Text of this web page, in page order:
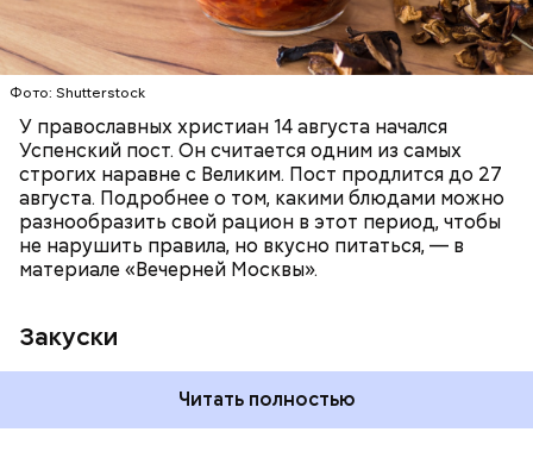
Фото: Shutterstock
У православных христиан 14 августа начался
Успенский пост. Он считается одним из самых
строгих наравне с Великим. Пост продлится до 27
августа. Подробнее о том, какими блюдами можно
разнообразить свой рацион в этот период, чтобы
не нарушить правила, но вкусно питаться, — в
материале «Вечерней Москвы».
Закуски
Читать полностью